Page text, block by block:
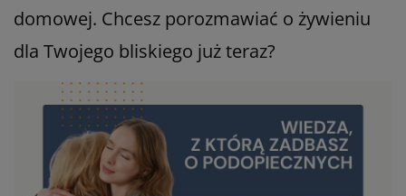
domowej. Chcesz porozmawiać o żywieniu
dla Twojego bliskiego już teraz?